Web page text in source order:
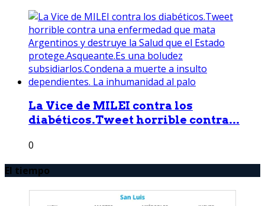
La Vice de MILEI contra los
diabéticos.Tweet horrible contra...
0
El tiempo